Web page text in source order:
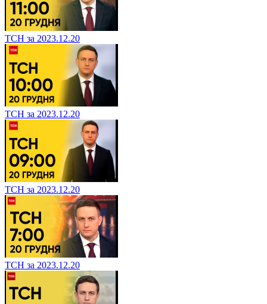
ТСН за 2023.12.20
ТСН за 2023.12.20
ТСН за 2023.12.20
ТСН за 2023.12.20